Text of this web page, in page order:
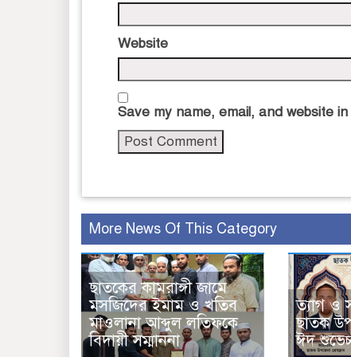
Website
Save my name, email, and website
More News Of This Category
ছাতকের কামরাঙ্গী জামে
মসজিদের ইমাম ও খতিব
মাওলানা আব্দুল লতিফকে
বিদায়ী সম্মাননা
ত্যাগ ও
ছাতক
ঈদ